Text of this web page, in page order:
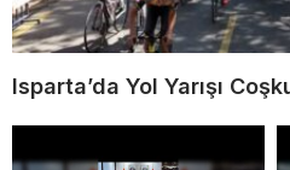
Isparta’da Yol Yarışı